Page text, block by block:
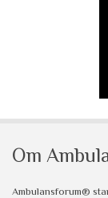
Om
Ambulansforum®